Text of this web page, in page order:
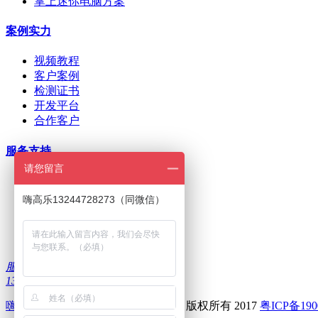
案例实力
视频教程
客户案例
检测证书
开发平台
合作客户
服务支持
在线下单
下载中心
服务热线：
13322986335
嗨高乐 --深圳前海高乐科技有限公司 版权所有 2017 粤ICP备
请您留言
嗨高乐13244728273（同微信）